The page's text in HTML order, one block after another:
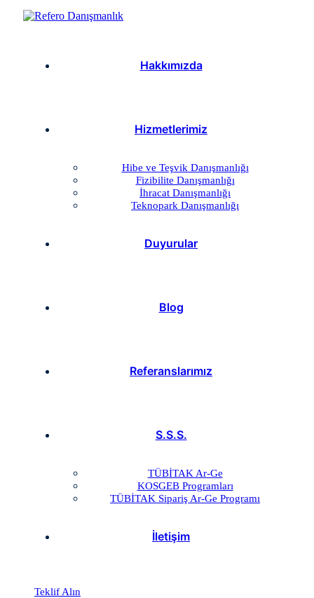
Hakkımızda
Hizmetlerimiz
Hibe ve Teşvik Danışmanlığı
Fizibilite Danışmanlığı
İhracat Danışmanlığı
Teknopark Danışmanlığı
Duyurular
Blog
Referanslarımız
S.S.S.
TÜBİTAK Ar-Ge
KOSGEB Programları
TÜBİTAK Sipariş Ar-Ge Programı
İletişim
Teklif Alın